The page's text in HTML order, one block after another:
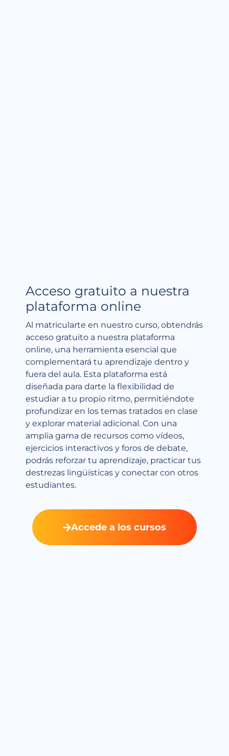
Acceso gratuito a nuestra
plataforma online
Al matricularte en nuestro curso, obtendrás
acceso gratuito a nuestra plataforma
online, una herramienta esencial que
complementará tu aprendizaje dentro y
fuera del aula. Esta plataforma está
diseñada para darte la flexibilidad de
estudiar a tu propio ritmo, permitiéndote
profundizar en los temas tratados en clase
y explorar material adicional. Con una
amplia gama de recursos como vídeos,
ejercicios interactivos y foros de debate,
podrás reforzar tu aprendizaje, practicar tus
destrezas lingüísticas y conectar con otros
estudiantes.
Accede a los cursos